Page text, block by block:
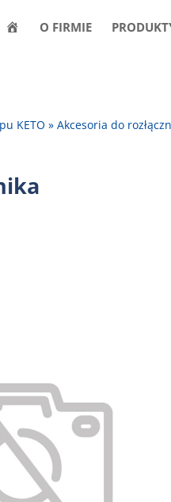
O FIRMIE
KETO »Akcesoria do